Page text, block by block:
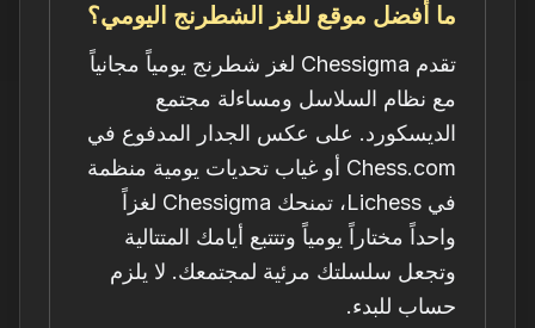
ما أفضل موقع للغز الشطرنج اليومي؟
تقدم Chessigma لغز شطرنج يومياً مجانياً
مع نظام السلاسل ومساءلة مجتمع
الديسكورد. على عكس الجدار المدفوع في
Chess.com أو غياب تحديات يومية منظمة
في Lichess، تمنحك Chessigma لغزاً
واحداً مختاراً يومياً وتتتبع أيامك المتتالية
وتجعل سلسلتك مرئية لمجتمعك. لا يلزم
حساب للبدء.